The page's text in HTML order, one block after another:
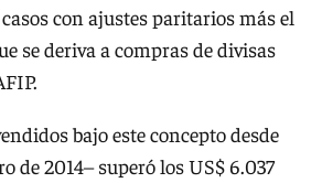
con ajustes paritarios más el
se deriva a compras de divisas
bajo este concepto desde
de 2014– superó los US$ 6.037